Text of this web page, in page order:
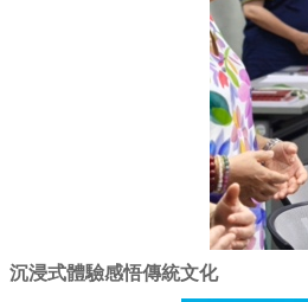
沉浸式體驗感悟傳統文化